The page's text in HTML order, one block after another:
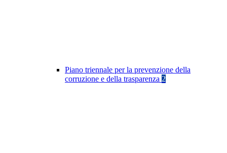
Piano triennale per la prevenzione della
corruzione e della trasparenza 2